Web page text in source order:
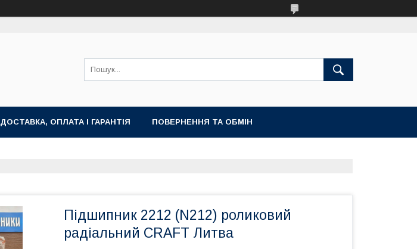
ДОСТАВКА, ОПЛАТА І ГАРАНТІЯ ПОВЕРНЕННЯ ТА ОБМІН
Підшипник 2212 (N212) роликовий
радіальний CRAFT Литва